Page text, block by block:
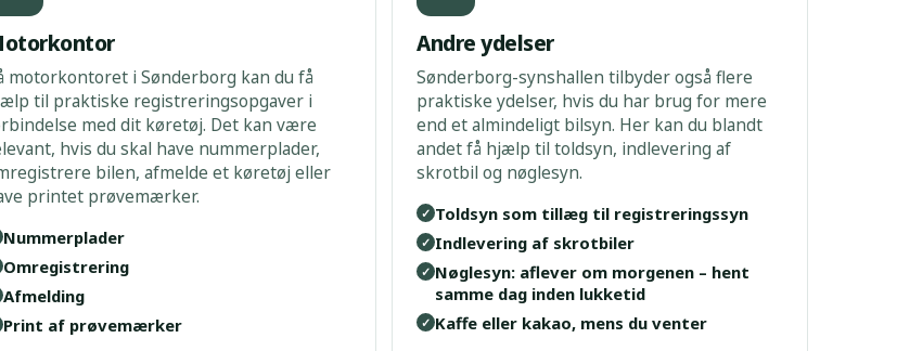
motorkontoret i Sønderborg kan du få
til praktiske registreringsopgaver i
med dit køretøj. Det kan være
hvis du skal have nummerplader,
bilen, afmelde et køretøj eller
printet prøvemærker.
Nummerplader
Omregistrering
Afmelding
Print af prøvemærker
Andre ydelser
Sønderborg-synshallen tilbyder også flere
praktiske ydelser, hvis du har brug for mere
end et almindeligt bilsyn. Her kan du blandt
andet få hjælp til toldsyn, indlevering af
skrotbil og nøglesyn.
✓ Toldsyn som tillæg til registreringssyn
✓ Indlevering af skrotbiler
✓ Nøglesyn: aflever om morgenen – hent
samme dag inden lukketid
✓ Kaffe eller kakao, mens du venter